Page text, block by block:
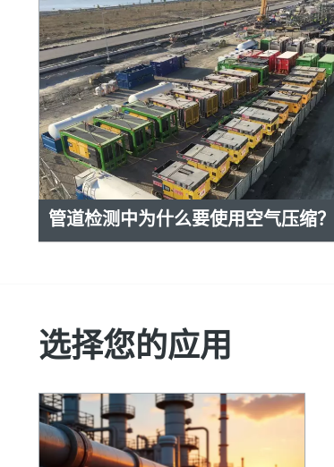
管道检测中为什么要使用空气压缩？
选择您的应用